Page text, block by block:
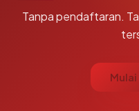
Tanpa pendaftaran.